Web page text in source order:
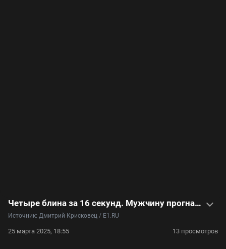
Четыре блина за 16 секунд. Мужчину прогнали с турнира пожирателей блинов, потому что он слишком быстро ест — видео
Источник: Дмитрий Крисковец / E1.RU
25 марта 2025, 18:55 13 просмотров